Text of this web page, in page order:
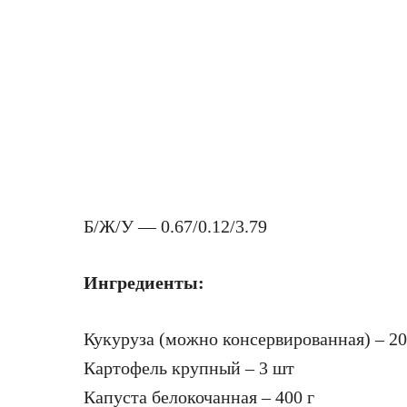
Б/Ж/У — 0.67/0.12/3.79
Ингредиенты:
Кукуруза (можно консервированная) –
Картофель крупный – 3 шт
Капуста белокочанная – 400 г